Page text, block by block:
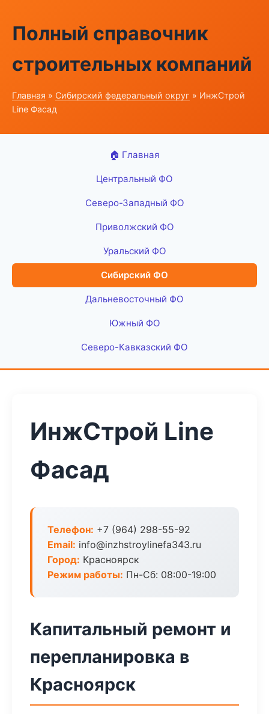
Полный справочник
строительных компаний
Главная » Сибирский федеральный округ » ИнжСтрой
Line Фасад
🏠 Главная
Центральный ФО
Северо-Западный ФО
Приволжский ФО
Уральский ФО
Сибирский ФО
Дальневосточный ФО
Южный ФО
Северо-Кавказский ФО
ИнжСтрой Line
Фасад
Телефон: +7 (964) 298-55-92
Email: info@inzhstroylinefa343.ru
Город: Красноярск
Режим работы: Пн-Сб: 08:00-19:00
Капитальный ремонт и
перепланировка в
Красноярск